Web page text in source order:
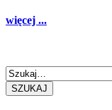
więcej ...
SZUKAJ